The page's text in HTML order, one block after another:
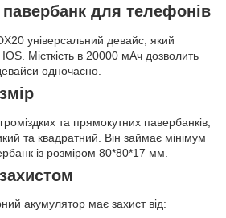
для телефонів
універсальний девайс, який
Місткість в 20000 мАч дозволить
одночасно.
та прямокутних павербанків,
та квадратний. Він займає мінімум
із розміром 80*80*17 мм.
акумулятор має захист від: